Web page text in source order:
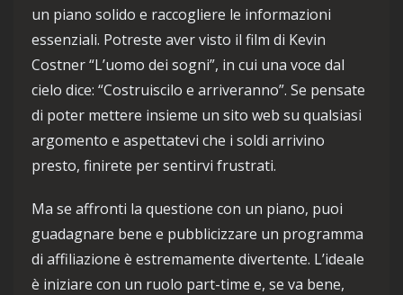
un piano solido e raccogliere le informazioni
essenziali. Potreste aver visto il film di Kevin
Costner “L’uomo dei sogni”, in cui una voce dal
cielo dice: “Costruiscilo e arriveranno”. Se pensate
di poter mettere insieme un sito web su qualsiasi
argomento e aspettatevi che i soldi arrivino
presto, finirete per sentirvi frustrati.
Ma se affronti la questione con un piano, puoi
guadagnare bene e pubblicizzare un programma
di affiliazione è estremamente divertente. L’ideale
è iniziare con un ruolo part-time e, se va bene,